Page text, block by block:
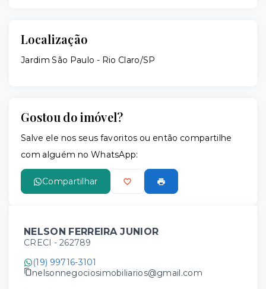
Localização
Jardim São Paulo - Rio Claro/SP
Gostou do imóvel?
Salve ele nos seus favoritos ou então compartilhe
com alguém no WhatsApp:
Compartilhar
NELSON FERREIRA JUNIOR
CRECI - 262789
(19) 99716-3101
nelsonnegociosimobiliarios@gmail.com